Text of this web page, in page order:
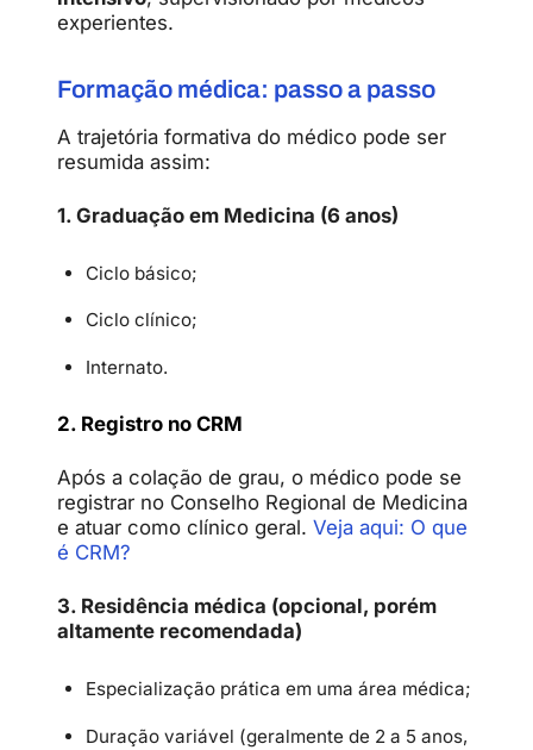
experientes.
Formação médica: passo a passo
A trajetória formativa do médico pode ser
resumida assim:
1. Graduação em Medicina (6 anos)
Ciclo básico;
Ciclo clínico;
Internato.
2. Registro no CRM
Após a colação de grau, o médico pode se
registrar no Conselho Regional de Medicina
e atuar como clínico geral. Veja aqui: O que
é CRM?
3. Residência médica (opcional, porém
altamente recomendada)
Especialização prática em uma área médica;
Duração variável (geralmente de 2 a 5 anos,